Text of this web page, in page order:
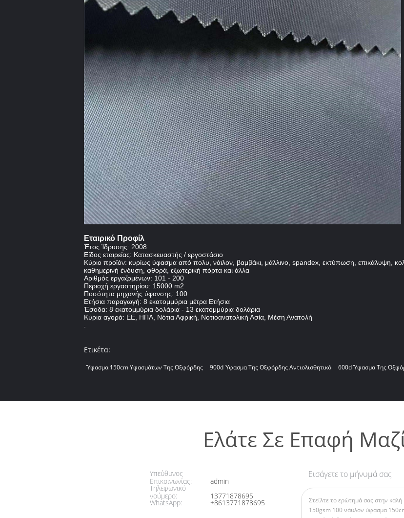
Εταιρικό Προφίλ
Έτος Ίδρυσης: 2008
Είδος εταιρείας: Κατασκευαστής / εργοστάσιο
Κύριο προϊόν: κυρίως ύφασμα από πολυ, νάιλον, βαμβάκι, μάλλινο, spandex, εκτύπωση, επικάλυψη,
καθημερινή ένδυση, φθορά, εξωτερική πόρτα και άλλα
Αριθμός εργαζομένων: 101 - 200
Περιοχή εργαστηρίου: 15000 m2
Ποσότητα μηχανής ύφανσης: 100
Ετήσια παραγωγή: 8 εκατομμύρια μέτρα Ετήσια
Έσοδα: 8 εκατομμύρια δολάρια - 13 εκατομμύρια δολάρια
Κύρια αγορά: ΕΕ, ΗΠΑ, Νότια Αφρική, Νοτιοανατολική Ασία, Μέση Ανατολή
Ετικέτα:
Ύφασμα 150cm Υφασμάτων Της Οξφόρδης 900d Ύφασμα Της Οξφόρδης Αντιολισθητικό 600d Ύφασμα Της
Ελάτε Σε Επαφή
Υπεύθυνος
Επικοινωνίας:
admin
Τηλεφωνικό
νούμερο:
13771878695
WhatsApp: +8613771878695
Εισάγετε το μήνυμά σας